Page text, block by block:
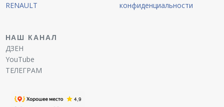
RENAULT
конфиденциальности
НАШ КАНАЛ
ДЗЕН
YouTube
ТЕЛЕГРАМ